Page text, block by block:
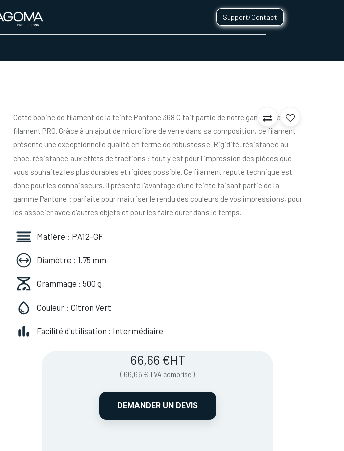
Support/Contact
Cette bobine de filament de la teinte Pantone 368 C fait partie de notre gamme de
filament PRO. Grâce à un ajout de microfibre de verre dans sa composition, ce filament
présente une exceptionnelle qualité en terme de robustesse. Rigidité, résistance au
choc, résistance aux effets de tractions : tout y est pour l'impression des pièces que
vous souhaitez les plus durables et rigides possible. Ce filament réputé technique est
donc pour les connaisseurs. Il présente l'avantage d'une teinte faisant partie de la
gamme Pantone : parfaite pour maitriser le rendu des couleurs de vos impressions, pour
les associer avec d'autres objets et pour les faire durer dans le temps.
Matière : PA12-GF
Diamètre : 1.75 mm
Grammage : 500 g
Couleur : Citron Vert
Facilité d'utilisation : Intermédiaire
66,66 €HT
( 66,66 € TVA comprise )
DEMANDER UN DEVIS